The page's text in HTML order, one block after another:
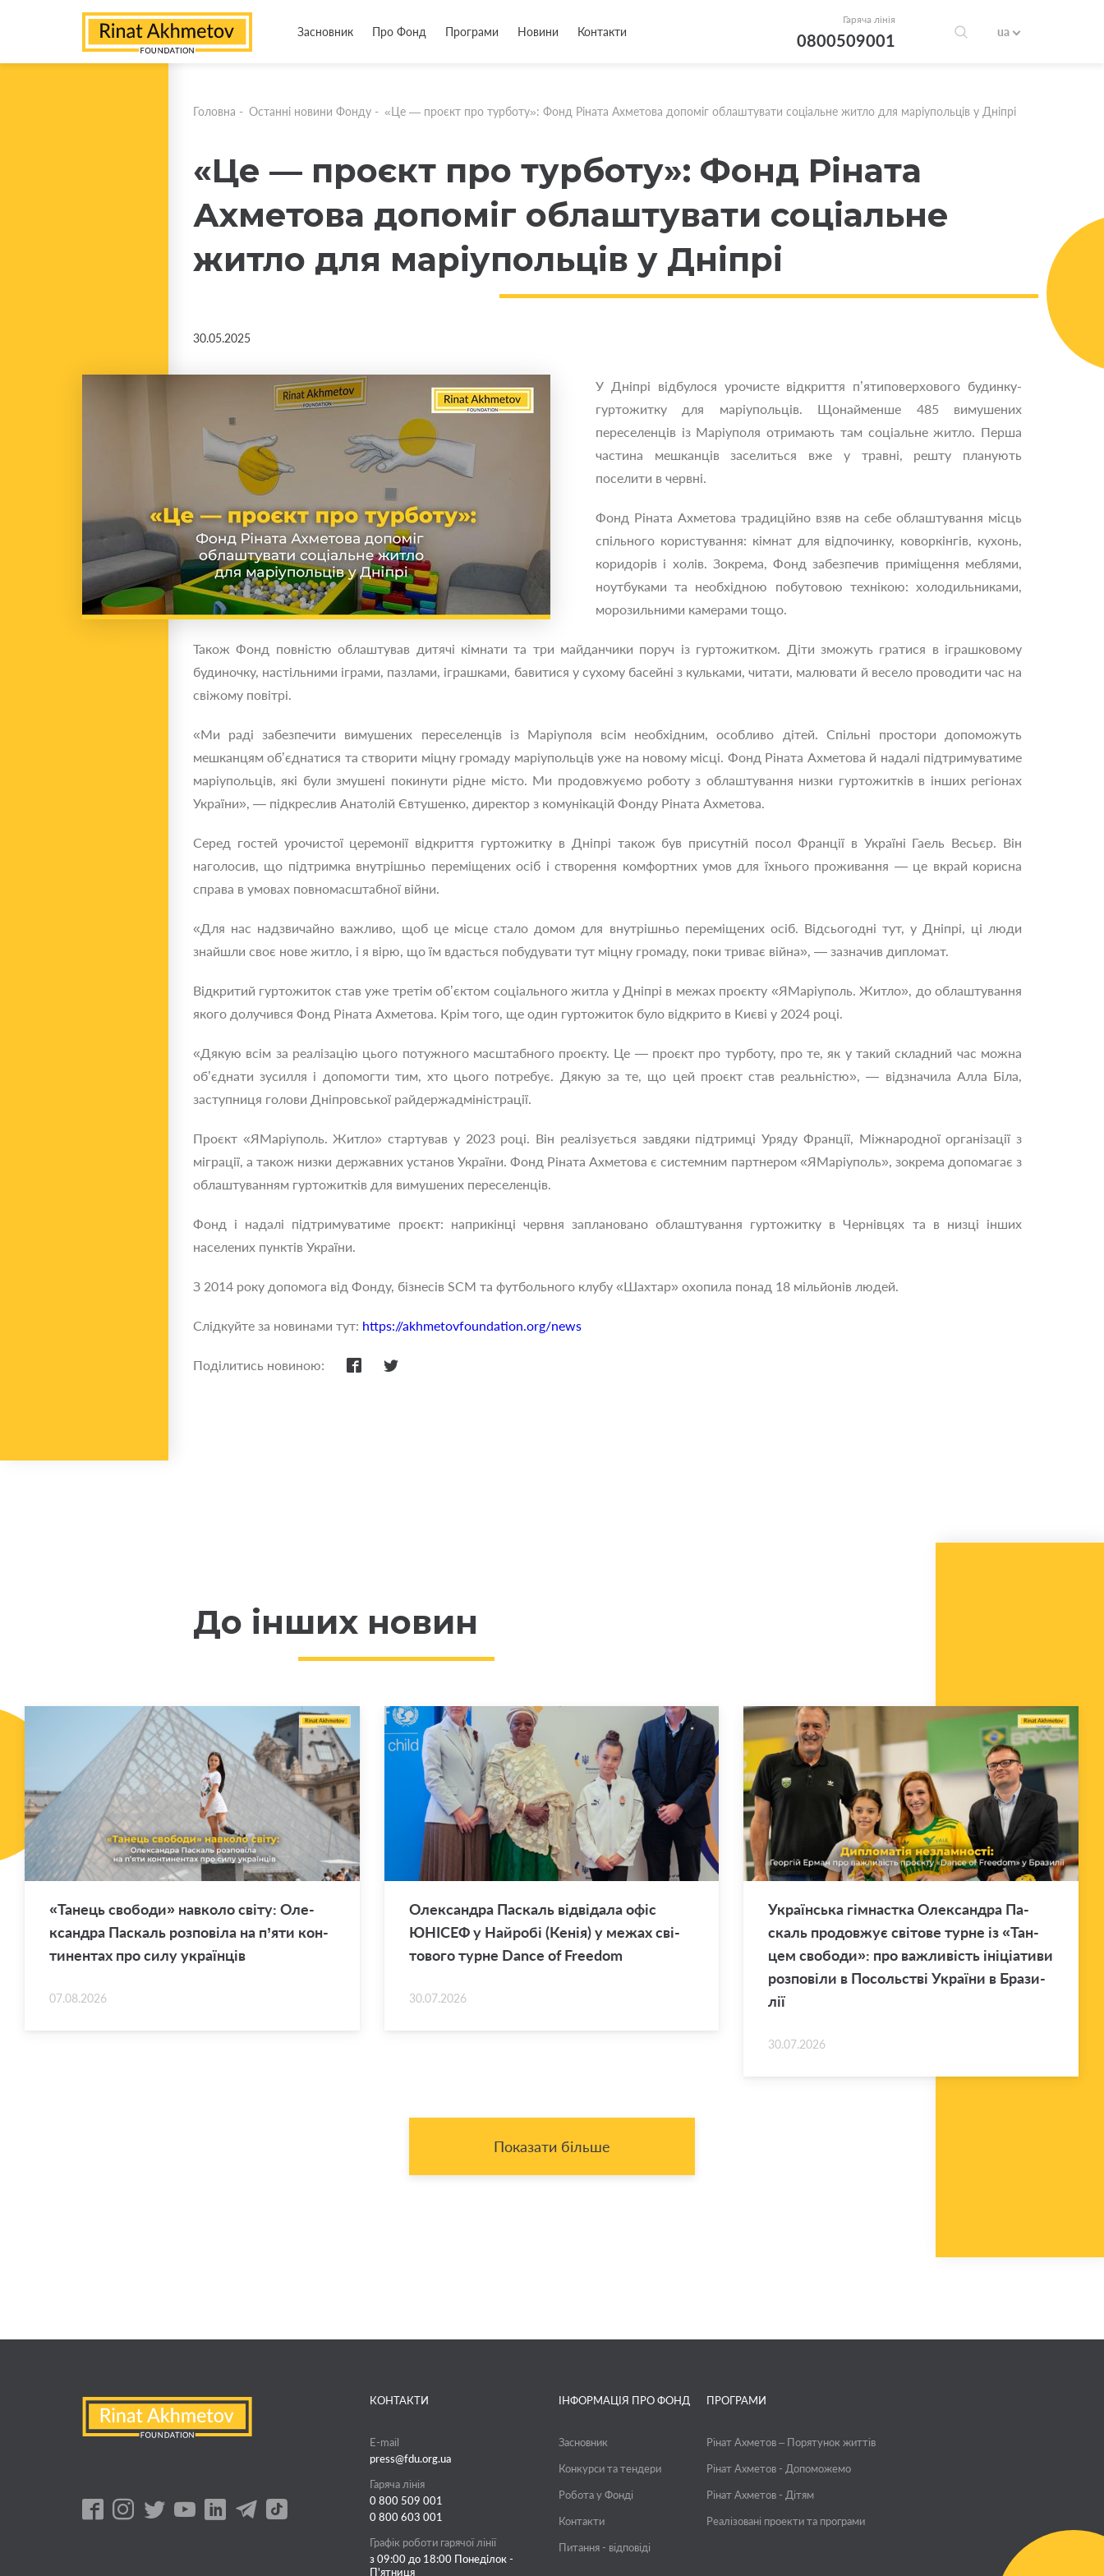
Засновник Про Фонд Програми Новини Контакти
Гаряча лінія
0800509001 ua
Головна - Останні новини Фонду - «Це — проєкт про турботу»: Фонд Ріната Ахметова допоміг облаштувати соціальне житло для маріупольців у Дніпрі
«Це — проєкт про турботу»: Фонд Ріната
Ахметова допоміг облаштувати соціальне
житло для маріупольців у Дніпрі
30.05.2025
У Дніпрі відбулося урочисте відкриття п’ятиповерхового будинку-
гуртожитку для маріупольців. Щонайменше 485 вимушених
переселенців із Маріуполя отримають там соціальне житло. Перша
частина мешканців заселиться вже у травні, решту планують
поселити в червні.
Фонд Ріната Ахметова традиційно взяв на себе облаштування місць
спільного користування: кімнат для відпочинку, коворкінгів, кухонь,
коридорів і холів. Зокрема, Фонд забезпечив приміщення меблями,
ноутбуками та необхідною побутовою технікою: холодильниками,
морозильними камерами тощо.
Також Фонд повністю облаштував дитячі кімнати та три майданчики поруч із гуртожитком. Діти зможуть гратися в іграшковому
будиночку, настільними іграми, пазлами, іграшками, бавитися у сухому басейні з кульками, читати, малювати й весело проводити час на
свіжому повітрі.
«Ми раді забезпечити вимушених переселенців із Маріуполя всім необхідним, особливо дітей. Спільні простори допоможуть
мешканцям об’єднатися та створити міцну громаду маріупольців уже на новому місці. Фонд Ріната Ахметова й надалі підтримуватиме
маріупольців, які були змушені покинути рідне місто. Ми продовжуємо роботу з облаштування низки гуртожитків в інших регіонах
України», — підкреслив Анатолій Євтушенко, директор з комунікацій Фонду Ріната Ахметова.
Серед гостей урочистої церемонії відкриття гуртожитку в Дніпрі також був присутній посол Франції в Україні Гаель Весьєр. Він
наголосив, що підтримка внутрішньо переміщених осіб і створення комфортних умов для їхнього проживання — це вкрай корисна
справа в умовах повномасштабної війни.
«Для нас надзвичайно важливо, щоб це місце стало домом для внутрішньо переміщених осіб. Відсьогодні тут, у Дніпрі, ці люди
знайшли своє нове житло, і я вірю, що їм вдасться побудувати тут міцну громаду, поки триває війна», — зазначив дипломат.
Відкритий гуртожиток став уже третім об’єктом соціального житла у Дніпрі в межах проєкту «ЯМаріуполь. Житло», до облаштування
якого долучився Фонд Ріната Ахметова. Крім того, ще один гуртожиток було відкрито в Києві у 2024 році.
«Дякую всім за реалізацію цього потужного масштабного проєкту. Це — проєкт про турботу, про те, як у такий складний час можна
об’єднати зусилля і допомогти тим, хто цього потребує. Дякую за те, що цей проєкт став реальністю», — відзначила Алла Біла,
заступниця голови Дніпровської райдержадміністрації.
Проєкт «ЯМаріуполь. Житло» стартував у 2023 році. Він реалізується завдяки підтримці Уряду Франції, Міжнародної організації з
міграції, а також низки державних установ України. Фонд Ріната Ахметова є системним партнером «ЯМаріуполь», зокрема допомагає з
облаштуванням гуртожитків для вимушених переселенців.
Фонд і надалі підтримуватиме проєкт: наприкінці червня заплановано облаштування гуртожитку в Чернівцях та в низці інших
населених пунктів України.
З 2014 року допомога від Фонду, бізнесів SCM та футбольного клубу «Шахтар» охопила понад 18 мільйонів людей.
Слідкуйте за новинами тут: https://akhmetovfoundation.org/news
Поділитись новиною:
До інших новин
«Та­нець сво­бо­ди» нав­ко­ло світу: Оле­
ксан­дра Па­скаль роз­по­ві­ла на п’яти кон­
ти­нен­тах про силу укра­їн­ців
07.08.2026
Оле­ксан­дра Па­скаль від­ві­да­ла офіс
ЮНІ­СЕФ у Най­ро­бі (Кенія) у межах сві­
то­во­го турне Dance of Freedom
30.07.2026
Укра­їн­ська гім­нас­тка Оле­ксан­дра Па­
скаль про­дов­жує сві­то­ве турне із «Тан­
цем сво­бо­ди»: про ва­жли­вість іні­ці­а­ти­ви
роз­по­ві­ли в По­соль­стві Укра­ї­ни в Бра­зи­
лії
30.07.2026
Показати більше
КОНТАКТИ
E-mail
press@fdu.org.ua
Гаряча лінія
0 800 509 001
0 800 603 001
Графік роботи гарячої лінії
з 09:00 до 18:00 Понеділок -
П'ятниця
ІНФОРМАЦІЯ ПРО ФОНД
Засновник
Конкурси та тендери
Робота у Фонді
Контакти
Питання - відповіді
ПРОГРАМИ
Рінат Ахметов – Порятунок життів
Рінат Ахметов - Допоможемо
Рінат Ахметов - Дітям
Реалізовані проекти та програми